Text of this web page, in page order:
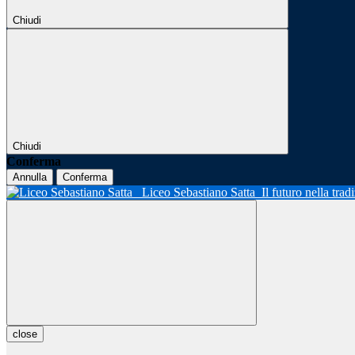
Chiudi
Chiudi
Conferma
Annulla Conferma
Liceo Sebastiano Satta Il futuro nella
close